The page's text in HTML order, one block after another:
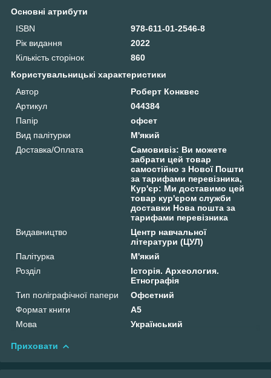
Основні атрибути
ISBN
978-611-01-2546-8
Рік видання
2022
Кількість сторінок
860
Користувальницькі характеристики
Автор
Роберт Конквес
Артикул
044384
Папір
офсет
Вид палітурки
М'який
Доставка/Оплата
Самовивіз: Ви можете
забрати цей товар
самостійно з Нової Пошти
за тарифами перевізника,
Кур'єр: Ми доставимо цей
товар кур'єром служби
доставки Нова пошта за
тарифами перевізника
Видавництво
Центр навчальної
літератури (ЦУЛ)
Палітурка
М'який
Розділ
Історія. Археология.
Етнографія
Тип поліграфічної папери
Офсетний
Формат книги
А5
Мова
Український
Приховати